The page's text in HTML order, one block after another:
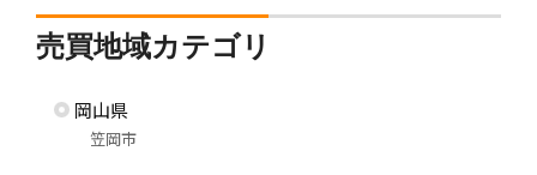
売買地域カテゴリ
岡山県
笠岡市